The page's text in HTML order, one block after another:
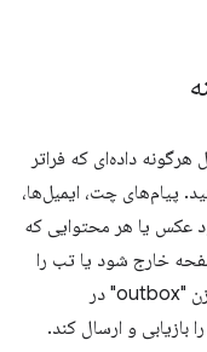
هرگونه داده‌ای که فراتر
پیام‌های چت، ایمیل‌ها،
عکس یا هر محتوایی که
خارج شود یا تب را
ببندد. صفحه می‌تواند این موارد را در یک مخزن "outbox" در